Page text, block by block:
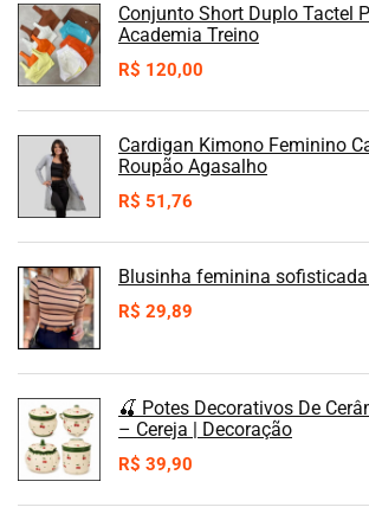
Conjunto Short Duplo Tactel
Academia Treino
R$ 120,00
Cardigan Kimono Feminino
Roupão Agasalho
R$ 51,76
Blusinha feminina
R$ 29,89
🍒 Potes Decorativos De
– Cereja | Decoração
R$ 39,90